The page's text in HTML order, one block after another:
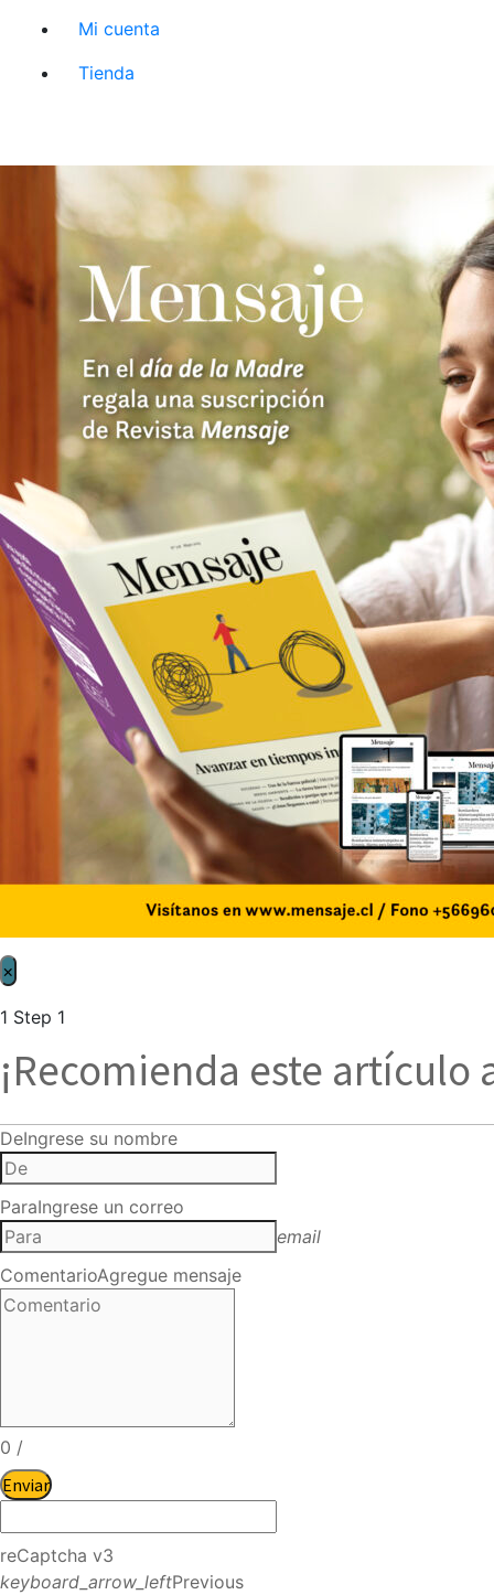
Mi cuenta
Tienda
×
1 Step 1
¡Recomienda este artículo
DeIngrese su nombre
ParaIngrese un correo
email
ComentarioAgregue mensaje
0 /
Enviar
reCaptcha v3
keyboard_arrow_leftPrevious